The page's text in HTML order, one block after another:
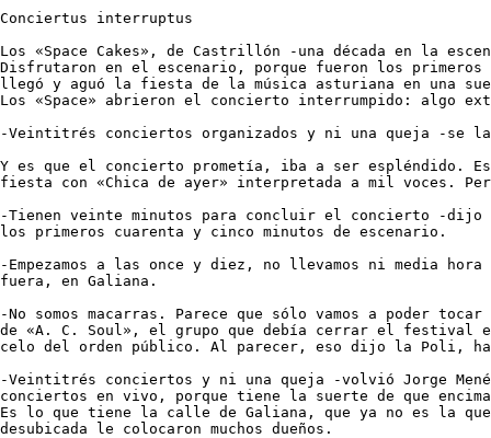
Conciertus interruptus
Los «Space Cakes», de Castrillón -una década en la
Disfrutaron en el escenario, porque fueron los
llegó y aguó la fiesta de la música asturiana en una
Los «Space» abrieron el concierto interrumpido: algo
-Veintitrés conciertos organizados y ni una queja -se
Y es que el concierto prometía, iba a ser espléndido.
fiesta con «Chica de ayer» interpretada a mil voces.
-Tienen veinte minutos para concluir el concierto -dijo
los primeros cuarenta y cinco minutos de escenario.
-Empezamos a las once y diez, no llevamos ni media
fuera, en Galiana.
-No somos macarras. Parece que sólo vamos a poder
de «A. C. Soul», el grupo que debía cerrar el festival
celo del orden público. Al parecer, eso dijo la Poli,
-Veintitrés conciertos y ni una queja -volvió Jorge
conciertos en vivo, porque tiene la suerte de que
Es lo que tiene la calle de Galiana, que ya no es la
desubicada le colocaron muchos dueños.